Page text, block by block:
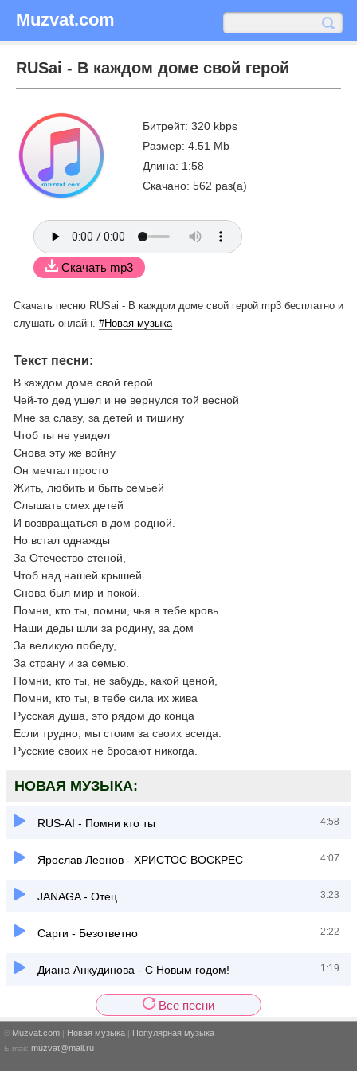
Muzvat.com
RUSai - В каждом доме свой герой
Битрейт: 320 kbps
Размер: 4.51 Mb
Длина: 1:58
Скачано: 562 раз(а)
Скачать mp3
Скачать песню RUSai - В каждом доме свой герой mp3 бесплатно и
слушать онлайн. #Новая музыка
Текст песни:
В каждом доме свой герой
Чей-то дед ушел и не вернулся той весной
Мне за славу, за детей и тишину
Чтоб ты не увидел
Снова эту же войну
Он мечтал просто
Жить, любить и быть семьей
Слышать смех детей
И возвращаться в дом родной.
Но встал однажды
За Отечество стеной,
Чтоб над нашей крышей
Снова был мир и покой.
Помни, кто ты, помни, чья в тебе кровь
Наши деды шли за родину, за дом
За великую победу,
За страну и за семью.
Помни, кто ты, не забудь, какой ценой,
Помни, кто ты, в тебе сила их жива
Русская душа, это рядом до конца
Если трудно, мы стоим за своих всегда.
Русские своих не бросают никогда.
НОВАЯ МУЗЫКА:
RUS-AI - Помни кто ты 4:58
Ярослав Леонов - ХРИСТОС ВОСКРЕС 4:07
JANAGA - Отец 3:23
Сарги - Безответно 2:22
Диана Анкудинова - С Новым годом! 1:19
Все песни
© Muzvat.com | Новая музыка | Популярная музыка
E-mail: muzvat@mail.ru